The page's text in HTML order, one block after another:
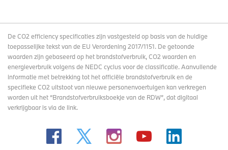
De CO2 efficiency specificaties zijn vastgesteld op basis van de huidige
toepasselijke tekst van de EU Verordening 2017/1151. De getoonde
waarden zijn gebaseerd op het brandstofverbruik, CO2 waarden en
energieverbruik volgens de NEDC cyclus voor de classificatie. Aanvullende
informatie met betrekking tot het officiële brandstofverbruik en de
specifieke CO2 uitstoot van nieuwe personenvoertuigen kan verkregen
worden uit het “Brandstofverbruiksboekje van de RDW”, dat digitaal
verkrijgbaaris via de link.